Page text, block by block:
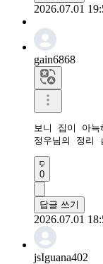
2026.07.01
gain6868
보니 집이 아
정우님의 정리
0
답글 쓰기
2026.07.01
jsIguana402